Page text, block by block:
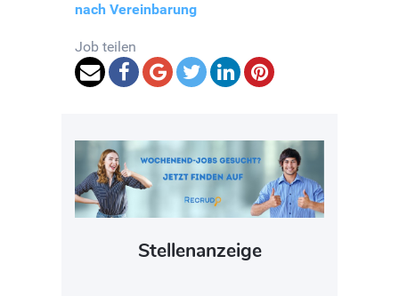
nach Vereinbarung
Job teilen
Stellenanzeige